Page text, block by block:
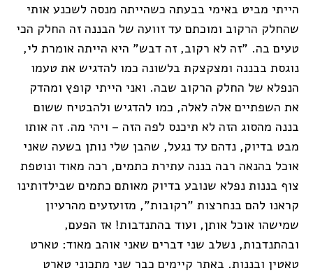
הייתי מביט באימי בבעתה כשהייתה מנסה לשכנע אותי
שהחלק הרקוב ומוכתם עד זוועה של הבננה זה החלק הכי
טעים בה. "זה לא רקוב, זה דבש" היא הייתה אומרת לי,
נוגסת בבננה ומצקצקת בלשונה כמו להדגיש את טעמו
הנפלא של החלק הרקוב שבה. ואני הייתי קופץ ומהדק
את השפתיים אלה לאלה, כמו להדגיש ולהבטיח ששום
בננה מהסוג הזה לא תיכנס לפה הזה – ויהי מה. זה אותו
מבט בדיוק, נדהם עד נגעל, שהבן שלי נותן בשעה שאני
אוכל בהנאה רבה בננה עתירת כתמים, רכה מאוד ונוטפת
צוף בננות נפלא שנובע בדיוק מאותם כתמים שבילדותינו
קראנו להם בנחרצות "רקובות", מזועזעים מהרעיון
שמישהו אוכל אותן, ועוד בהתנדבות! אז הפעם,
ובהתנדבות, נשלב שני דברים שאני אוהב מאוד: טארט
טאטין ובננות. באתר קיימים כבר שני מתכוני טארט